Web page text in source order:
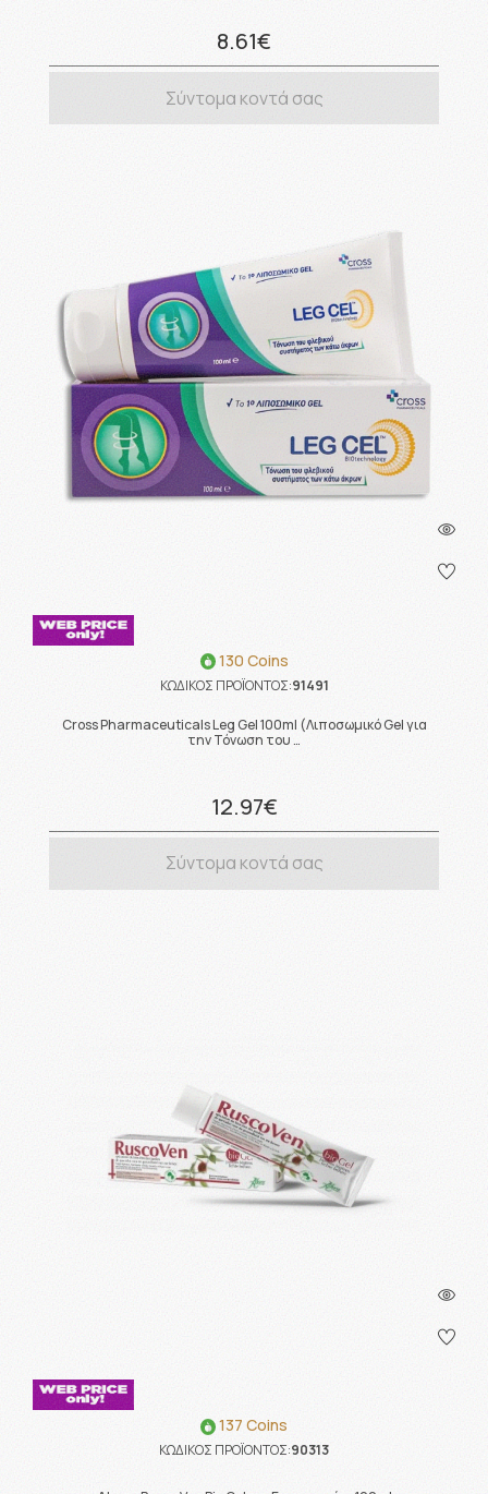
8.61€
Σύντομα κοντά σας
130 Coins
ΚΩΔΙΚΟΣ ΠΡΟΪΟΝΤΟΣ:91491
Cross Pharmaceuticals Leg Gel 100ml (Λιποσωμικό Gel για
την Τόνωση του …
12.97€
Σύντομα κοντά σας
137 Coins
ΚΩΔΙΚΟΣ ΠΡΟΪΟΝΤΟΣ:90313